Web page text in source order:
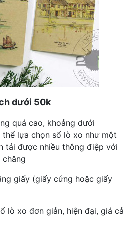
dưới 50k
quá cao, khoảng dưới
lựa chọn sổ lò xo như một
tải được nhiều thông điệp với
giấy (giấy cứng hoặc giấy
lò xo đơn giản, hiện đại, giá cả